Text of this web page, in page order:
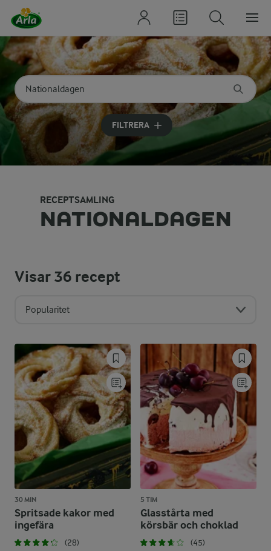
Sök på kategori eller ingrediens
Skriv in sökord för att få förslag
FILTRERA
RECEPTSAMLING
NATIONALDAGEN
Visar36 recept
Popularitet
30 MIN
Spritsade kakor med
ingefära
(28)
5 TIM
Glasstårta med
körsbär och choklad
(45)